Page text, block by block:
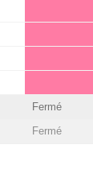
Fermé
Fermé